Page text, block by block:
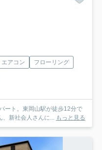
エアコン
フローリング
ート。東岡山駅が徒歩12分で
、新社会人さんに... もっと見る